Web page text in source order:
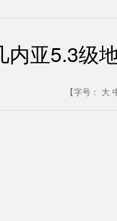
内亚5.3级
【字号： 大